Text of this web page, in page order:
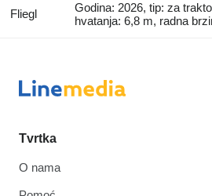
Fliegl
Godina: 2026, tip: za
hvatanja: 6,8 m, radna
Tvrtka
O nama